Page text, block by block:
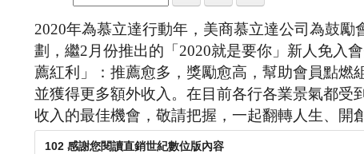
2020年為慕立達行動年，美商慕立達公司為鼓
劃，繼2月份推出的「2020就是要你」新人免入
薦紅利」：推薦愈多，獎勵愈高，幫助會員點燃
並獲得更多額外收入。在目前各行各業景氣都受
收入的最佳機會，敬請把握，一起翻轉人生、開
102 感謝您閱讀直銷世紀數位版內容